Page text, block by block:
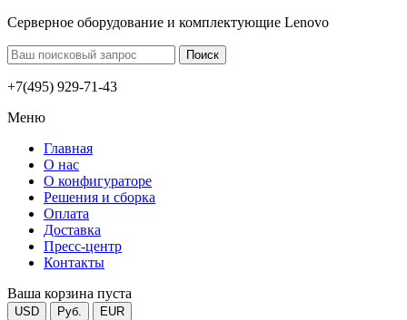
Серверное оборудование и комплектующие Lenovo
+7(495) 929-71-43
Меню
Главная
О нас
О конфигураторе
Решения и сборка
Оплата
Доставка
Пресс-центр
Контакты
Ваша корзина пуста
USD Руб. EUR